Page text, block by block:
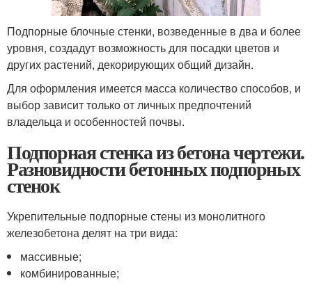
Подпорные блочные стенки, возведенные в два и более
уровня, создадут возможность для посадки цветов и
других растений, декорирующих общий дизайн.
Для оформления имеется масса количество способов, и
выбор зависит только от личных предпочтений
владельца и особенностей почвы.
Подпорная стенка из бетона чертежи.
Разновидности бетонных подпорных
стенок
Укрепительные подпорные стены из монолитного
железобетона делят на три вида:
массивные;
комбинированные;